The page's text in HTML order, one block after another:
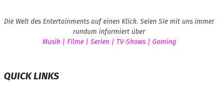
Die Welt des Entertainments auf einen Klick. Seien Sie mit uns immer
rundum informiert über
Musik | Filme | Serien | TV-Shows | Gaming
QUICK LINKS